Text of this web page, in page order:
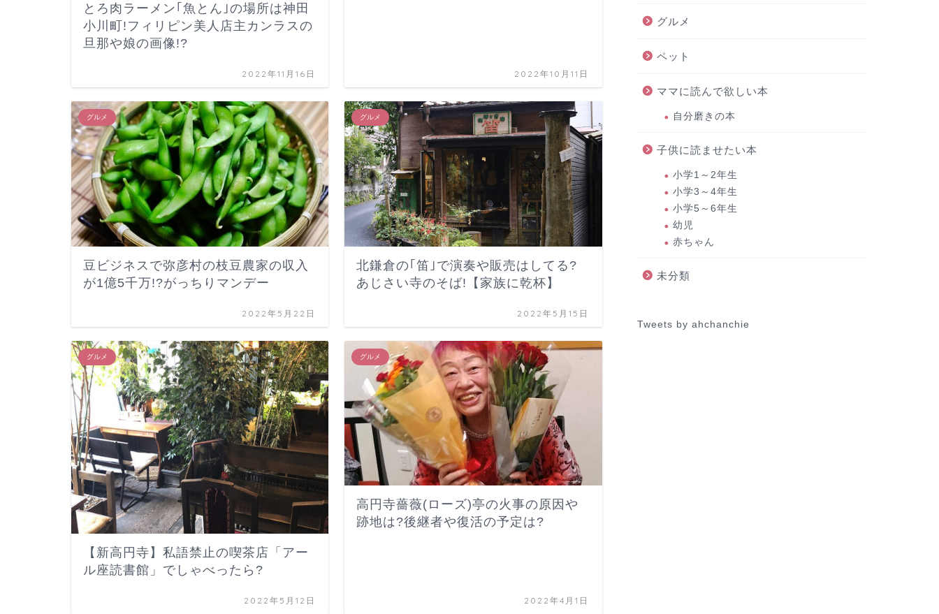
とろ肉ラーメン｢魚とん｣の場所は神田
小川町!フィリピン美人店主カンラスの
旦那や娘の画像!?
2022年11月16日 2022年10月11日
グルメ
豆ビジネスで弥彦村の枝豆農家の収入
が1億5千万!?がっちりマンデー
2022年5月22日
グルメ
北鎌倉の｢笛｣で演奏や販売はしてる?
あじさい寺のそば!【家族に乾杯】
2022年5月15日
グルメ
【新高円寺】私語禁止の喫茶店「アー
ル座読書館」でしゃべったら?
2022年5月12日
グルメ
高円寺薔薇(ローズ)亭の火事の原因や
跡地は?後継者や復活の予定は?
2022年4月1日
グルメ
ペット
ママに読んで欲しい本
自分磨きの本
子供に読ませたい本
小学1～2年生
小学3～4年生
小学5～6年生
幼児
赤ちゃん
未分類
Tweets by ahchanchie